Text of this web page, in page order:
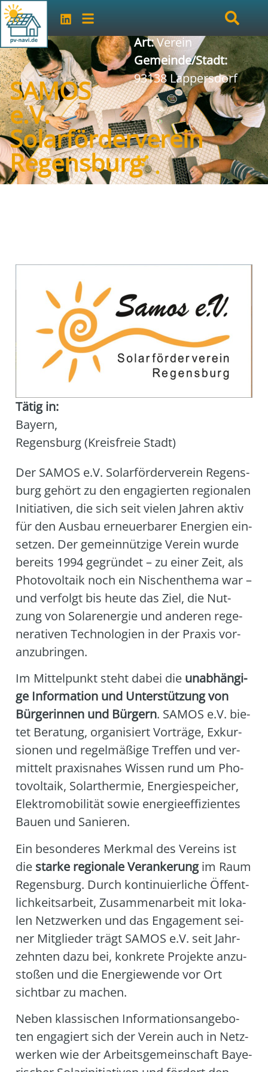
SAMOS
e.V.
Solarförderverein
Regensburg
Art:Verein
Gemeinde/Stadt:
93138 Lappersdorf
Der SAMOS e.V. Solar­för­der­ver­ein Regens­
burg gehört zu den enga­gier­ten regio­na­len
Initia­ti­ven, die sich seit vie­len Jah­ren aktiv
für den Aus­bau erneu­er­ba­rer Ener­gien ein­
set­zen. Der gemein­nüt­zi­ge Ver­ein wur­de
bereits 1994 gegrün­det – zu einer Zeit, als
Pho­to­vol­ta­ik noch ein Nischen­the­ma war –
und ver­folgt bis heu­te das Ziel, die Nut­
zung von Solar­ener­gie und ande­ren rege­
ne­ra­ti­ven Tech­no­lo­gien in der Pra­xis vor­
an­zu­brin­gen.
Im Mit­tel­punkt steht dabei die unab­hän­gi­
ge Infor­ma­ti­on und Unter­stüt­zung von
Bür­ge­rin­nen und Bür­gern. SAMOS e.V. bie­
tet Bera­tung, orga­ni­siert Vor­trä­ge, Exkur­
sio­nen und regel­mä­ßi­ge Tref­fen und ver­
mit­telt pra­xis­na­hes Wis­sen rund um Pho­
to­vol­ta­ik, Solar­ther­mie, Ener­gie­spei­cher,
Elek­tro­mo­bi­li­tät sowie ener­gie­ef­fi­zi­en­tes
Bau­en und Sanie­ren.
Ein beson­de­res Merk­mal des Ver­eins ist
die star­ke regio­na­le Ver­an­ke­rungim Raum
Regens­burg. Durch kon­ti­nu­ier­li­che Öffent­
lich­keits­ar­beit, Zusam­men­ar­beit mit loka­
len Netz­wer­ken und das Enga­ge­ment sei­
ner Mit­glie­der trägt SAMOS e.V. seit Jahr­
zehn­ten dazu bei, kon­kre­te Pro­jek­te anzu­
sto­ßen und die Ener­gie­wen­de vor Ort
sicht­bar zu machen.
Neben klas­si­schen Infor­ma­ti­ons­an­ge­bo­
ten enga­giert sich der Ver­ein auch in Netz­
wer­ken wie der Arbeits­ge­mein­schaft Baye­
Tätig in:
Bayern,
Regensburg (Kreisfreie Stadt)